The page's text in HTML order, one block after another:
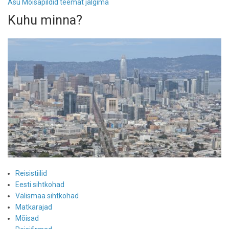
Asu Mõisapildid teemat jälgima
Kuhu minna?
Reisistiilid
Eesti sihtkohad
Välismaa sihtkohad
Matkarajad
Mõisad